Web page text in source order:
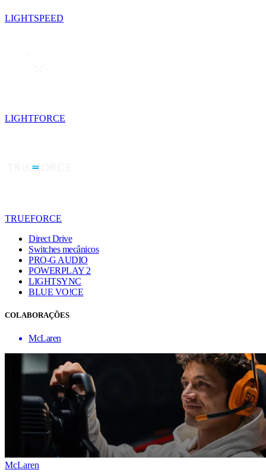
LIGHTSPEED
LIGHTFORCE
TRUEFORCE
Direct Drive
Switches mecânicos
PRO-G AUDIO
POWERPLAY 2
LIGHTSYNC
BLUE VO!CE
COLABORAÇÕES
McLaren
McLaren